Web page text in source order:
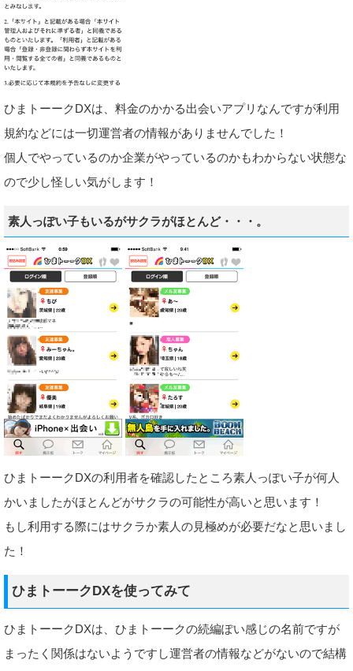
ひまトーークDXは、料金のかかる出会いアプリなんですが利用
規約などには一切運営者の情報がありませんでした！
個人でやっているのか企業がやっているのかもわからない状態な
ので少し怪しい気がします！
素人っぽい子もいるがサクラがほとんど・・・。
ひまトーークDXの利用者を確認したところ素人っぽい子が何人
かいましたがほとんどがサクラの可能性が高いと思います！
もし利用する際にはサクラか素人の見極めが必要だなと思いまし
た！
ひまトーークDXを使ってみて
ひまトーークDXは、ひまトーークの続編ぽい感じの名前ですが
まったく関係はないようですし運営者の情報などがないので結構